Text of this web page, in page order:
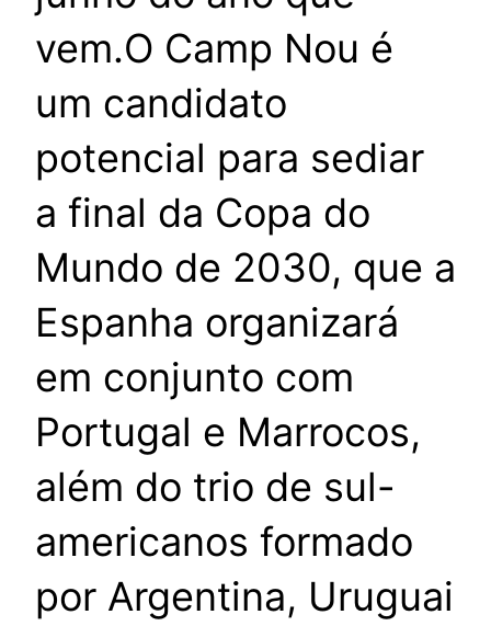
vem.O Camp Nou é
um candidato
potencial para sediar
a final da Copa do
Mundo de 2030, que a
Espanha organizará
em conjunto com
Portugal e Marrocos,
além do trio de sul-
americanos formado
por Argentina, Uruguai